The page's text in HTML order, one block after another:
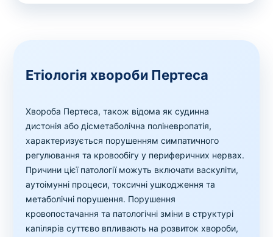
Етіологія хвороби Пертеса
Хвороба Пертеса, також відома як судинна
дистонія або дісметаболічна поліневропатія,
характеризується порушенням симпатичного
регулювання та кровообігу у периферичних нервах.
Причини цієї патології можуть включати васкуліти,
аутоімунні процеси, токсичні ушкодження та
метаболічні порушення. Порушення
кровопостачання та патологічні зміни в структурі
капілярів суттєво впливають на розвиток хвороби,